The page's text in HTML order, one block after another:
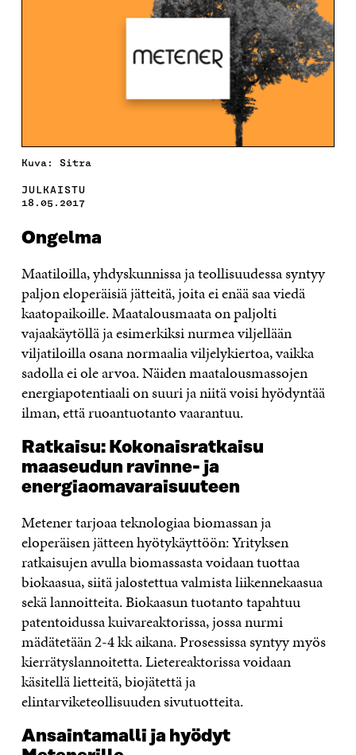
Kuva: Sitra
JULKAISTU
18.05.2017
Ongelma
Maatiloilla, yhdyskunnissa ja teollisuudessa syntyy
paljon eloperäisiä jätteitä, joita ei enää saa viedä
kaatopaikoille. Maatalousmaata on paljolti
vajaakäytöllä ja esimerkiksi nurmea viljellään
viljatiloilla osana normaalia viljelykiertoa, vaikka
sadolla ei ole arvoa. Näiden maatalousmassojen
energiapotentiaali on suuri ja niitä voisi hyödyntää
ilman, että ruoantuotanto vaarantuu.
Ratkaisu: Kokonaisratkaisu
maaseudun ravinne- ja
energiaomavaraisuuteen
Metener tarjoaa teknologiaa biomassan ja
eloperäisen jätteen hyötykäyttöön: Yrityksen
ratkaisujen avulla biomassasta voidaan tuottaa
biokaasua, siitä jalostettua valmista liikennekaasua
sekä lannoitteita. Biokaasun tuotanto tapahtuu
patentoidussa kuivareaktorissa, jossa nurmi
mädätetään 2-4 kk aikana. Prosessissa syntyy myös
kierrätyslannoitetta. Lietereaktorissa voidaan
käsitellä lietteitä, biojätettä ja
elintarviketeollisuuden sivutuotteita.
Ansaintamalli ja hyödyt